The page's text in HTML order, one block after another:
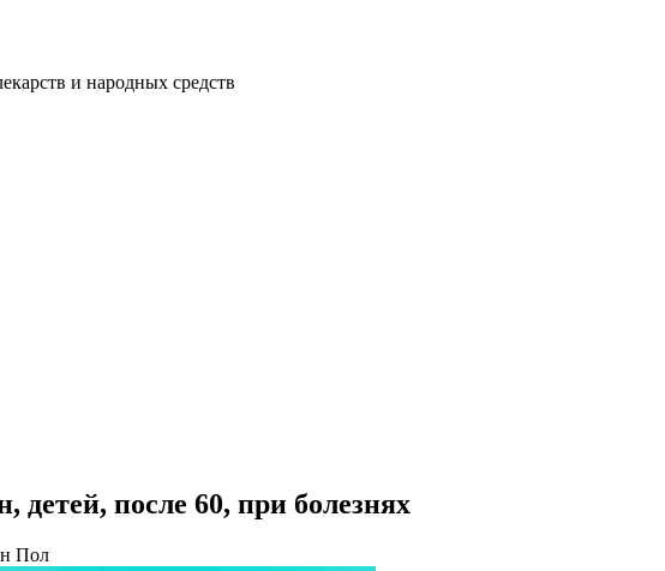
и народных средств
после 60, при болезнях
Пол